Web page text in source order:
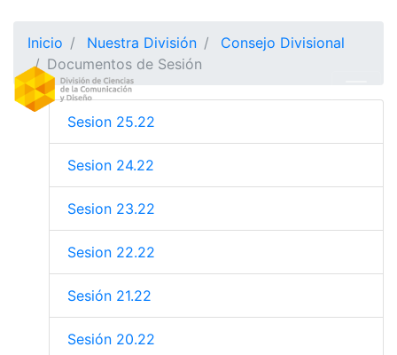
Inicio Nuestra División
Consejo Divisional
Documentos de Sesión
Sesion 25.22
Sesion 24.22
Sesion 23.22
Sesion 22.22
Sesión 21.22
Sesión 20.22